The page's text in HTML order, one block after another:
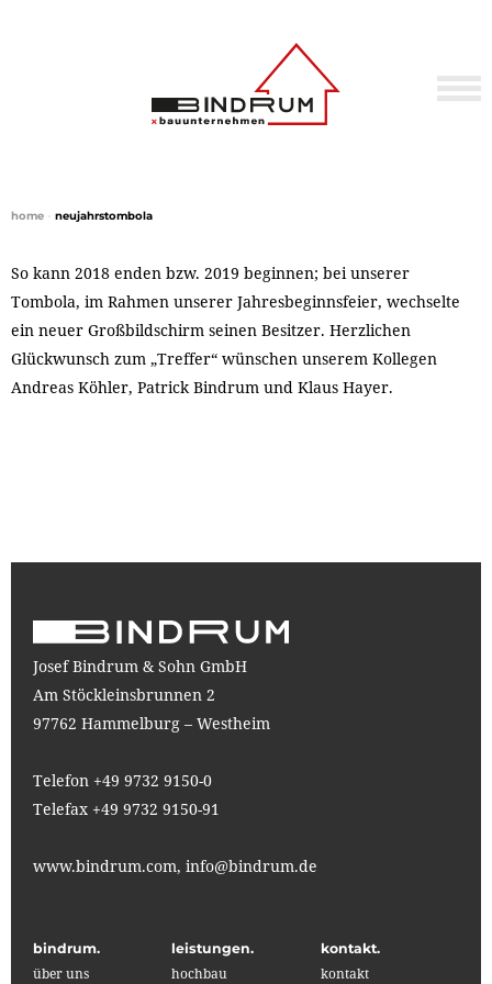
home neujahrstombola
So kann 2018 enden bzw. 2019 beginnen; bei unserer
Tombola, im Rahmen unserer Jahresbeginnsfeier, wechselte
ein neuer Großbildschirm seinen Besitzer. Herzlichen
Glückwunsch zum „Treffer“ wünschen unserem Kollegen
Andreas Köhler, Patrick Bindrum und Klaus Hayer.
Josef Bindrum & Sohn GmbH
Am Stöckleinsbrunnen 2
97762 Hammelburg – Westheim
Telefon +49 9732 9150-0
Telefax +49 9732 9150-91
www.bindrum.com, info@bindrum.de
bindrum.
über uns
leistungen.
hochbau
kontakt.
kontakt